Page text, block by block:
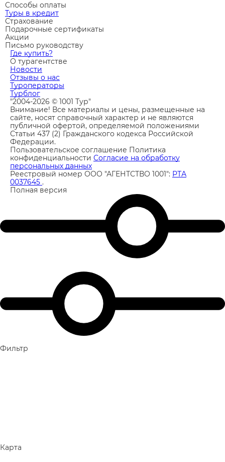
Способы оплаты
Туры в кредит
Страхование
Подарочные сертификаты
Акции
Письмо руководству
Где купить?
О турагентстве
Новости
Отзывы о нас
Туроператоры
Турблог
"2004-2026 © 1001 Тур"
Внимание! Все материалы и цены, размещенные на
сайте, носят справочный характер и не являются
публичной офертой, определяемой положениями
Статьи 437 (2) Гражданского кодекса Российской
Федерации.
Пользовательское соглашение Политика
конфиденциальности Согласие на обработку
персональных данных
Реестровый номер ООО "АГЕНТСТВО 1001": РТА
0037645 .
Полная версия
Фильтр
Карта